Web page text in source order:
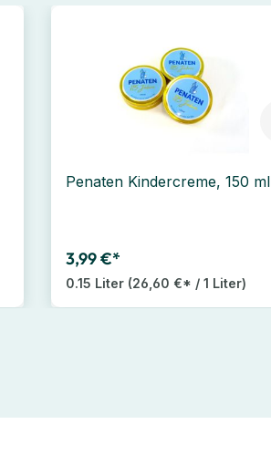
Penaten Kindercreme, 150 ml
3,99 €*
0.15 Liter (26,60 €* / 1 Liter)